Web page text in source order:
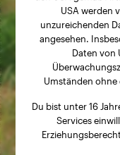
USA werden
unzureichenden
angesehen.
Daten von
Umständen ohne
Du bist unter 16
Services